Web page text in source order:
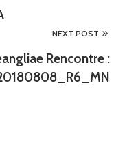
NEXT POST
Rencontre :